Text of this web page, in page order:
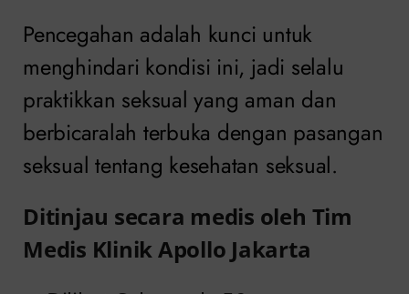
Pencegahan adalah kunci untuk
menghindari kondisi ini, jadi selalu
praktikkan seksual yang aman dan
berbicaralah terbuka dengan pasangan
seksual tentang kesehatan seksual.
Ditinjau secara medis oleh Tim
Medis Klinik Apollo Jakarta